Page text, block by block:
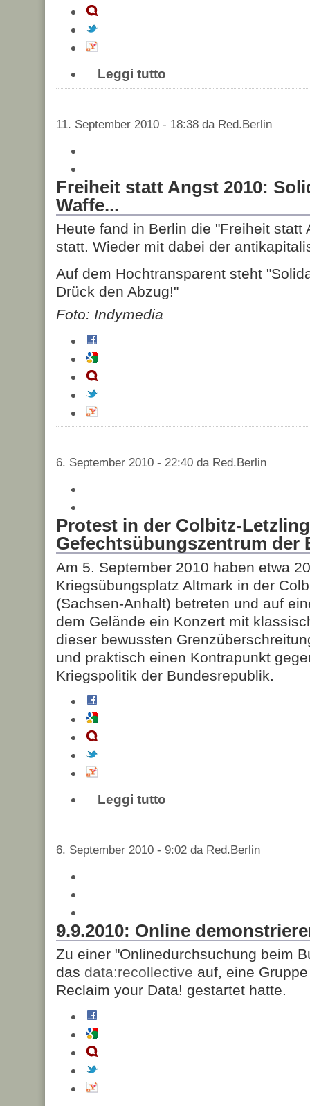
Leggi tutto
11. September 2010 - 18:38 da Red.Berlin
Freiheit statt Angst 2010:
Waffe...
Heute fand in Berlin die "Freiheit statt
statt. Wieder mit dabei der
Auf dem Hochtransparent steht
Drück den Abzug!"
Foto: Indymedia
6. September 2010 - 22:40 da Red.Berlin
Protest in der Colbitz-
Gefechtsübungszentrum der
Am 5. September 2010 haben etwa
Kriegsübungsplatz Altmark in der
(Sachsen-Anhalt) betreten und auf
dem Gelände ein Konzert mit
dieser bewussten
und praktisch einen Kontrapunkt
Kriegspolitik der Bundesrepublik.
Leggi tutto
6. September 2010 - 9:02 da Red.Berlin
9.9.2010: Online
Zu einer "Onlinedurchsuchung beim
das data:recollective auf, eine
Reclaim your Data! gestartet hatte.